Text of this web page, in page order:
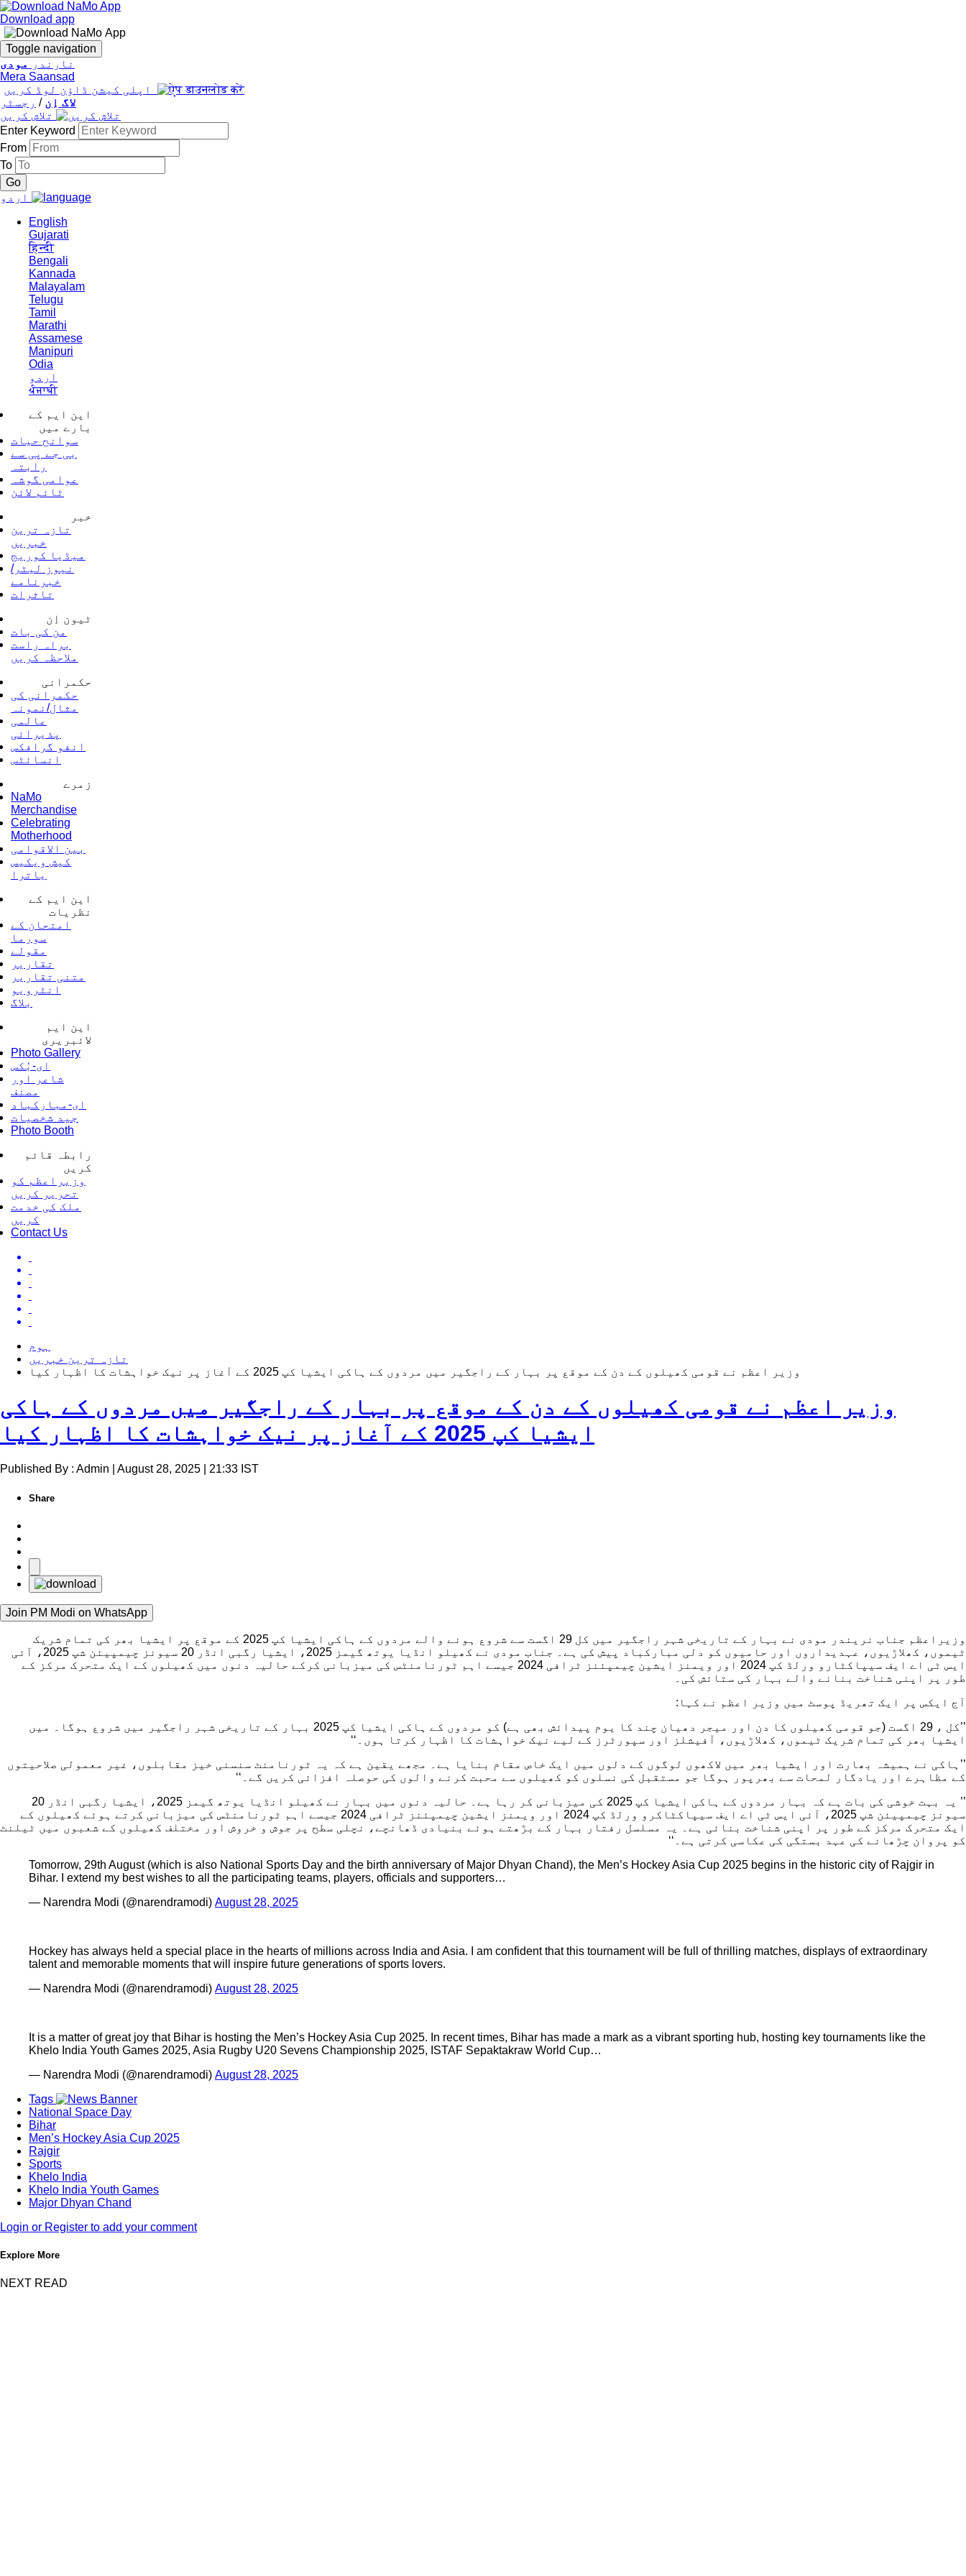
Download app
Toggle navigation
نارندر
مودی
Mera Saansad
اپلی کیشن ڈاؤن لوڈ کریں
لاگ اِن / رجسٹر
Enter Keyword
From
To
English
Gujarati
हिन्दी
Bengali
Kannada
Malayalam
Telugu
Tamil
Marathi
Assamese
Manipuri
Odia
اردو
ਪੰਜਾਬੀ
این ایم کے
بارے میں
سوانح حیات
بی جے پی سے
رابتہ
عوامی گوشہ
ٹائم لائن
خبر
تازہ ترین
خبریں
میڈیا کوریج
نیوز لیٹر/
خبرنامے
تاثرات
ٹیون اِن
من کی بات
براہ راست
ملاحظہ کریں
حکمرانی
حکمرانی کی
مثال/نمونہ
عالمی
پذیرائی
انفو گرافکس
انسائٹس
زمرے
NaMo
Merchandise
Celebrating
Motherhood
بین الاقوامی
کیش ویکیس
یاترا
این ایم کے
نظریات
امتحان کے
سورما
مقولے
تقاریر
متنی تقاریر
انٹرویو
بلاگ
این ایم
لائبریری
Photo Gallery
ای-بُکس
شاعر اور
مصنف
ای-مبارکباد
جید شخصیات
Photo Booth
رابطہ قائم
کریں
وزیراعظم کو
تحریر کریں
ملک کی خدمت
کریں
Contact Us
ہوم
تازہ ترین خبریں
وزیر اعظم نے قومی کھیلوں کے دن کے موقع پر بہار کے راجگیر میں مردوں کے ہاکی ایشیا کپ 2025 کے آغاز پر نیک خواہشات کا اظہار کیا
وزیر اعظم نے قومی کھیلوں کے دن کے موقع پر بہار کے راجگیر میں مردوں کے ہاکی
ایشیا کپ 2025 کے آغاز پر نیک خواہشات کا اظہار کیا
Published By : Admin | August 28, 2025 | 21:33 IST
Share
Join PM Modi on WhatsApp
وزیراعظم جناب نریندر مودی نے بہار کے تاریخی شہر راجگیر میں کل 29 اگست سے شروع ہونے والے مردوں کے ہاکی ایشیا کپ 2025 کے موقع پر ایشیا بھر کی تمام شریک
ٹیموں، کھلاڑیوں، عہدیداروں اور حامیوں کو دلی مبارکباد پیش کی ہے۔ جناب مودی نے کھیلو انڈیا یوتھ گیمز 2025، ایشیا رگبی انڈر 20 سیونز چیمپیئن شپ 2025، آئی
ایس ٹی اے ایف سیپاکٹارو ورلڈ کپ 2024 اور ویمنز ایشین چیمپئنز ٹرافی 2024 جیسے اہم ٹورنامنٹس کی میزبانی کرکے حالیہ دنوں میں کھیلوں کے ایک متحرک مرکز کے
طور پر اپنی شناخت بنانے والے بہار کی ستائش کی۔
آج ایکس پر ایک تھریڈ پوسٹ میں وزیر اعظم نے کہا:
’’کل ، 29 اگست (جو قومی کھیلوں کا دن اور میجر دھیان چند کا یوم پیدائش بھی ہے) کو مردوں کے ہاکی ایشیا کپ 2025 بہار کے تاریخی شہر راجگیر میں شروع ہوگا۔ میں
ایشیا بھر کی تمام شریک ٹیموں، کھلاڑیوں، آفیشلز اور سپورٹرز کے لیے نیک خواہشات کا اظہار کرتا ہوں۔‘‘
’’ہاکی نے ہمیشہ بھارت اور ایشیا بھر میں لاکھوں لوگوں کے دلوں میں ایک خاص مقام بنایا ہے۔ مجھے یقین ہے کہ یہ ٹورنامنٹ سنسنی خیز مقابلوں، غیر معمولی صلاحیتوں
کے مظاہرے اور یادگار لمحات سے بھرپور ہوگا جو مستقبل کی نسلوں کو کھیلوں سے محبت کرنے والوں کی حوصلہ افزائی کریں گے۔‘‘
’’ یہ بہت خوشی کی بات ہے کہ بہار مردوں کے ہاکی ایشیا کپ 2025 کی میزبانی کر رہا ہے۔ حالیہ دنوں میں بہار نے کھیلو انڈیا یوتھ گیمز 2025، ایشیا رگبی انڈر 20
سیونز چیمپیئن شپ 2025، آئی ایس ٹی اے ایف سیپاکٹاکرو ورلڈ کپ 2024 اور ویمنز ایشین چیمپئنز ٹرافی 2024 جیسے اہم ٹورنامنٹس کی میزبانی کرتے ہوئے کھیلوں کے
ایک متحرک مرکز کے طور پر اپنی شناخت بنائی ہے۔ یہ مسلسل رفتار بہار کے بڑھتے ہوئے بنیادی ڈھانچے، نچلی سطح پر جوش و خروش اور مختلف کھیلوں کے شعبوں میں ٹیلنٹ
کو پروان چڑھانے کی عہد بستگی کی عکاسی کرتی ہے۔‘‘
Tomorrow, 29th August (which is also National Sports Day and the birth anniversary of Major Dhyan Chand), the Men’s Hockey Asia Cup 2025 begins in the historic city of Rajgir in
Bihar. I extend my best wishes to all the participating teams, players, officials and supporters…
— Narendra Modi (@narendramodi) August 28, 2025
Hockey has always held a special place in the hearts of millions across India and Asia. I am confident that this tournament will be full of thrilling matches, displays of extraordinary
talent and memorable moments that will inspire future generations of sports lovers.
— Narendra Modi (@narendramodi) August 28, 2025
It is a matter of great joy that Bihar is hosting the Men’s Hockey Asia Cup 2025. In recent times, Bihar has made a mark as a vibrant sporting hub, hosting key tournaments like the
Khelo India Youth Games 2025, Asia Rugby U20 Sevens Championship 2025, ISTAF Sepaktakraw World Cup…
— Narendra Modi (@narendramodi) August 28, 2025
Tags
National Space Day
Bihar
Men’s Hockey Asia Cup 2025
Rajgir
Sports
Khelo India
Khelo India Youth Games
Major Dhyan Chand
Login or Register to add your comment
Explore More
NEXT READ